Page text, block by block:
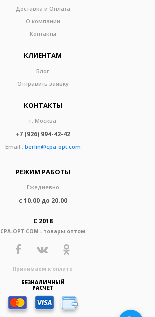
Доставка и Оплата
О компании
Контакты
КЛИЕНТАМ
Блог
Отправить заявку
КОНТАКТЫ
г. Москва
+7 (926) 994-42-42
Email : berlin@cpa-opt.com
РЕЖИМ РАБОТЫ
Ежедневно
с 10.00 до 20.00
С 2018
CPA-OPT.COM - товары оптом
Принимаем к оплате
БЕЗНАЛИЧНЫЙ
РАСЧЕТ